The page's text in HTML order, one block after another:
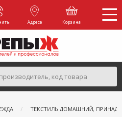
Адреса Корзина
ТЕКСТИЛЬ ДОМАШНИЙ,